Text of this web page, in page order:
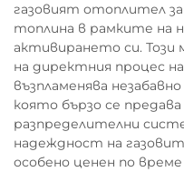
газовият отоплител
топлина в рамките на
активирането си. Този
на директния процес
възпламенява
която бързо се
разпределителни
надеждност на
особено ценен по